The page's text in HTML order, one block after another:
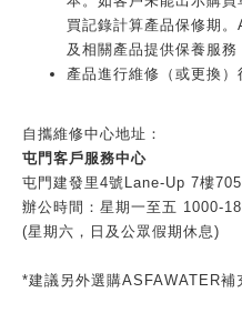
買記錄計算產品保修期
及相關產品提供保養服務
產品進行維修（或更換）
自攜維修中心地址：
屯門客戶服務中心
屯門建發里4號Lane-Up 7樓
辦公時間：星期一至五 1000-
(星期六，日及公眾假期休息)
*建議另外選購ASFAWATER補